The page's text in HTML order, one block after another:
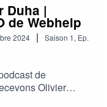
Duha |
de Webhelp
2024 | Saison 1, Ep.
de
Olivier
de Webhelp,